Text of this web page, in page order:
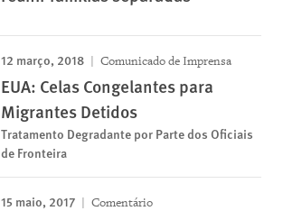
12 março, 2018 Comunicado de Imprensa
EUA: Celas Congelantes para
Migrantes Detidos
Tratamento Degradante por Parte dos Oficiais
de Fronteira
15 maio, 2017 Comentário